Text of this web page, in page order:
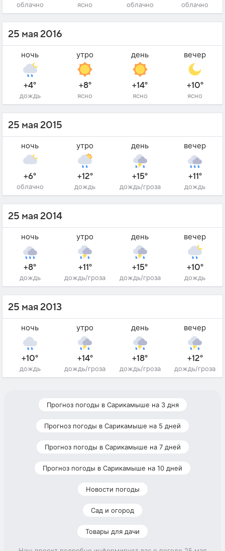
облачно ясно облачно облачно
25 мая 2016
ночь
+4°
дождь
утро
+8°
ясно
день
+14°
ясно
вечер
+10°
ясно
25 мая 2015
ночь
+6°
облачно
утро
+12°
дождь
день
+15°
дождь/гроза
вечер
+11°
дождь
25 мая 2014
ночь
+8°
дождь
утро
+11°
дождь/гроза
день
+15°
дождь/гроза
вечер
+10°
дождь
25 мая 2013
ночь
+10°
дождь
утро
+14°
дождь/гроза
день
+18°
дождь/гроза
вечер
+12°
дождь/гроза
Прогноз погоды в Сарикамыше на 3 дня
Прогноз погоды в Сарикамыше на 5 дней
Прогноз погоды в Сарикамыше на 7 дней
Прогноз погоды в Сарикамыше на 10 дней
Новости погоды
Сад и огород
Товары для дачи